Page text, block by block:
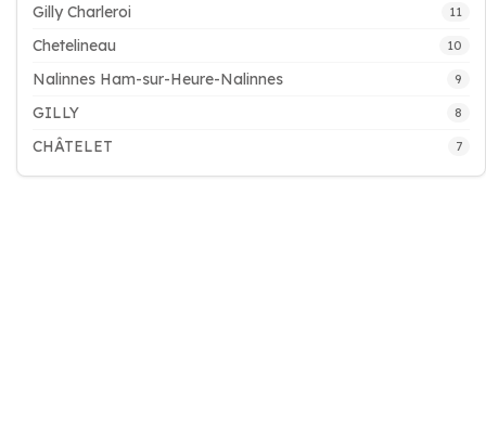
Gilly Charleroi 11
Chetelineau 10
Nalinnes Ham-sur-Heure-Nalinnes 9
GILLY 8
CHÂTELET 7